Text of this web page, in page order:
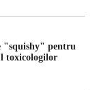
"squishy" pentru
toxicologilor